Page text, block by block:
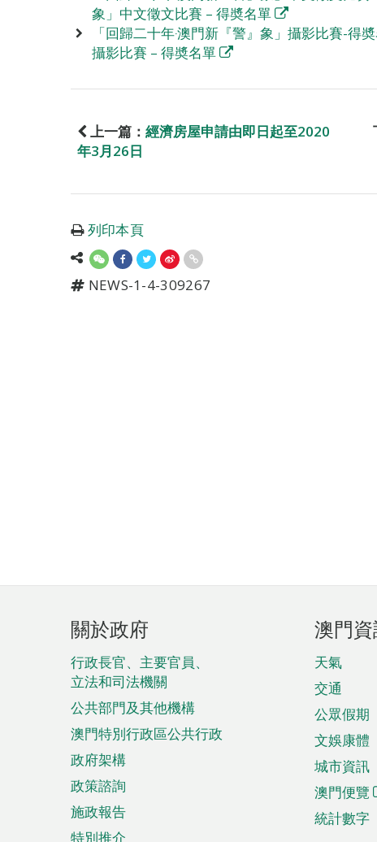
象」中文徵文比賽 – 得奬名單
「回歸二十年‧澳門新『警』象」攝影比賽-得
攝影比賽 – 得奬名單
上一篇： 經濟房屋申請由即日起至2020
年3月26日
列印本頁
NEWS-1-4-309267
頁
腳
菜
單
關於政府
行政長官、主要官員、
立法和司法機關
公共部門及其他機構
澳門特別行政區公共行政
政府架構
政策諮詢
施政報告
特別推介
澳門
天氣
交通
公眾假期
文娛康體
城市資訊
澳門便覽
統計數字